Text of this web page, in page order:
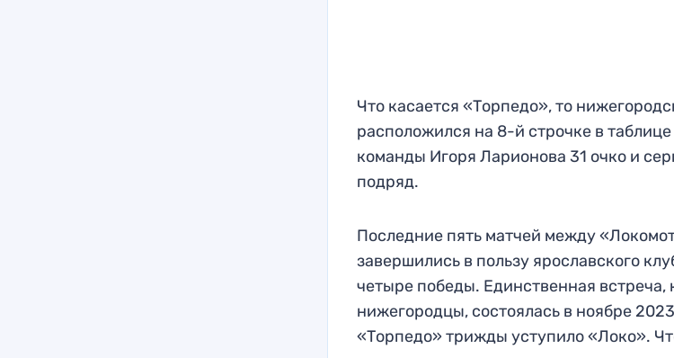
Что касается «Торпедо», то
расположился на 8-й строчке в
команды Игоря Ларионова 31 очко и
подряд.
Последние пять матчей между
завершились в пользу ярославского
четыре победы. Единственная встреча,
нижегородцы, состоялась в ноябре
«Торпедо» трижды уступило «Локо».